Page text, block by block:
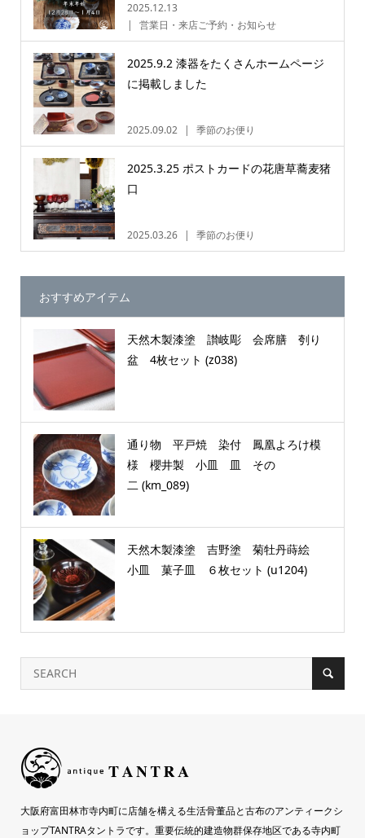
2025.12.13
営業日・来店ご予約・お知らせ
2025.9.2 漆器をたくさんホームページ
に掲載しました
2025.09.02 季節のお便り
2025.3.25 ポストカードの花唐草蕎麦猪
口
2025.03.26 季節のお便り
おすすめアイテム
天然木製漆塗 讃岐彫 会席膳 刳り
盆 4枚セット (z038)
通り物 平戸焼 染付 鳳凰よろけ模
様 櫻井製 小皿 皿 その
二 (km_089)
天然木製漆塗 吉野塗 菊牡丹蒔絵
小皿 菓子皿 ６枚セット (u1204)
大阪府富田林市寺内町に店舗を構える生活骨董品と古布のアンティークシ
ョップTANTRAタントラです。重要伝統的建造物群保存地区である寺内町